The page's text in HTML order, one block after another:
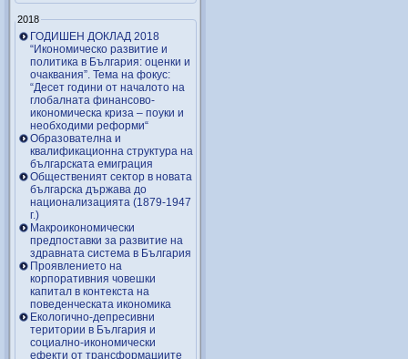
2018
ГОДИШЕН ДОКЛАД 2018
“Икономическо развитие и
политика в България: оценки и
очаквания”. Тема на фокус:
“Десет години от началото на
глобалната финансово-
икономическа криза – поуки и
необходими реформи“
Образователна и
квалификационна структура на
българската емиграция
Общественият сектор в новата
българска държава до
национализацията (1879-1947
г.)
Макроикономически
предпоставки за развитие на
здравната система в България
Проявлението на
корпоративния човешки
капитал в контекста на
поведенческата икономика
Екологично-депресивни
територии в България и
социално-икономически
ефекти от трансформациите